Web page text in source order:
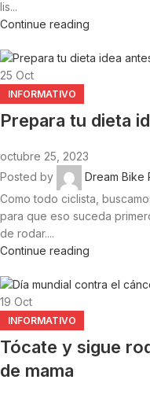
lis...
Continue reading
25 Oct
INFORMATIVO
Prepara tu dieta
octubre 25, 2023
Posted by
Dream Bike
Como todo ciclista,
para que eso suceda
de rodar....
Continue reading
19 Oct
INFORMATIVO
Tócate y sigue
de mama